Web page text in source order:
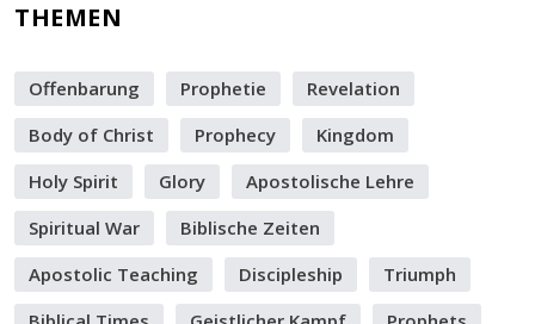
THEMEN
Offenbarung Prophetie
Revelation
Body of Christ
Prophecy
Kingdom
Holy Spirit
Glory
Apostolische Lehre
Spiritual War
Biblische Zeiten
Apostolic Teaching
Discipleship
Triumph